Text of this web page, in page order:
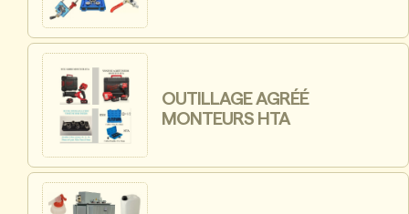
OUTILLAGE AGRÉÉ
MONTEURS HTA